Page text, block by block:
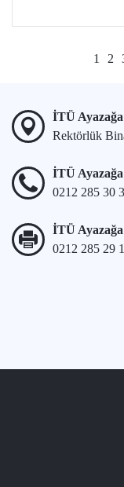
1 2
İTÜ Ayazağa
Rektörlük
İTÜ
0212 285 30
İTÜ
0212 285 29